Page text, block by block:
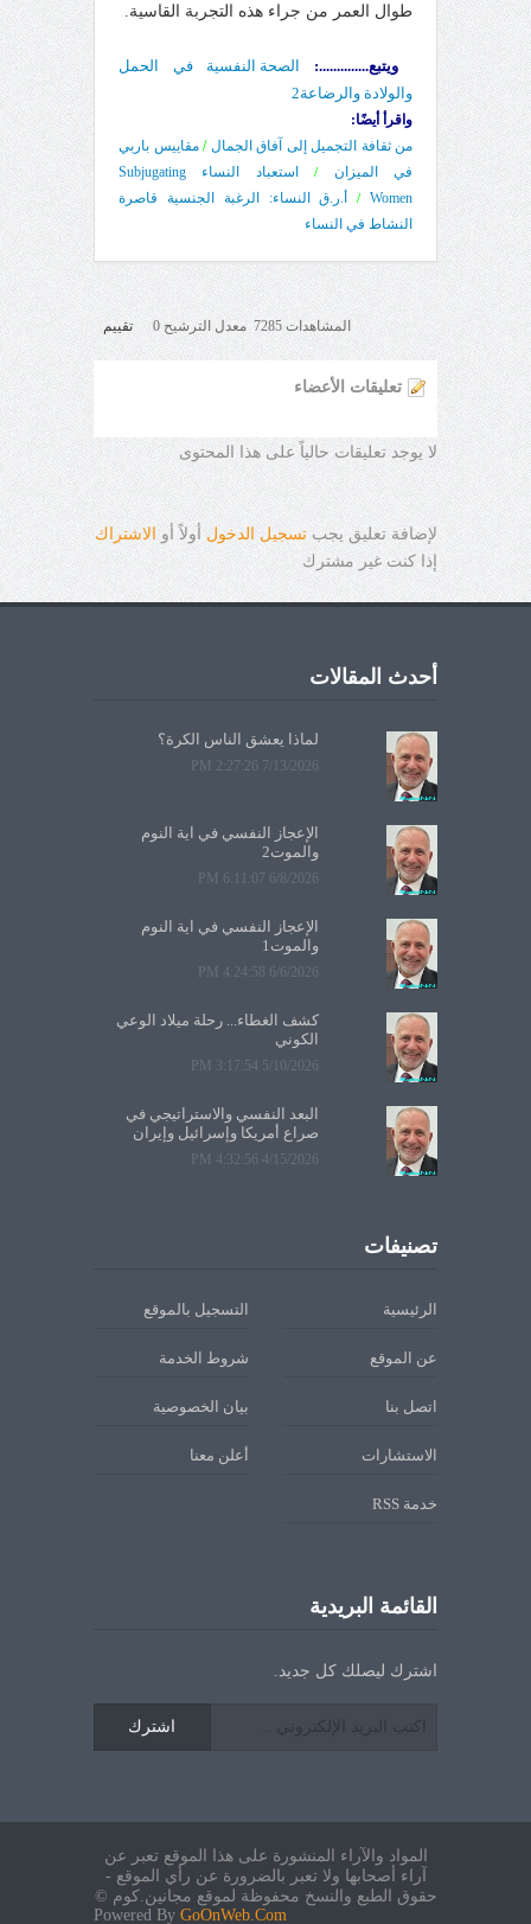
طوال العمر من جراء هذه التجربة القاسية.
ويتبع..............: الصحة النفسية في الحمل
والولادة والرضاعة2
واقرأ أيضًا:
من ثقافة التجميل إلى آفاق الجمال / مقاييس باربي
في الميزان
/
استعباد النساء Subjugating
Women
/
أ.ر.ق النساء: الرغبة الجنسية قاصرة
النشاط في النساء
المشاهدات 7285 معدل الترشيح 0 تقييم
تعليقات الأعضاء
لا يوجد تعليقات حالياً على هذا المحتوى
لإضافة تعليق يجب تسجيل الدخول أولاً أو الاشتراك
إذا كنت غير مشترك
أحدث المقالات
لماذا يعشق الناس الكرة؟
7/13/2026 2:27:26 PM
الإعجاز النفسي في آية النوم
والموت2
6/8/2026 6:11:07 PM
الإعجاز النفسي في آية النوم
والموت1
6/6/2026 4:24:58 PM
كشف الغطاء... رحلة ميلاد الوعي
الكوني
5/10/2026 3:17:54 PM
البعد النفسي والاستراتيجي في
صراع أمريكا وإسرائيل وإيران
4/15/2026 4:32:56 PM
تصنيفات
الرئيسية التسجيل بالموقع
عن الموقع شروط الخدمة
اتصل بنا بيان الخصوصية
الاستشارات أعلن معنا
خدمة RSS
القائمة البريدية
اشترك ليصلك كل جديد.
اشترك
المواد والآراء المنشورة على هذا الموقع تعبر عن
آراء أصحابها ولا تعبر بالضرورة عن رأي الموقع -
حقوق الطبع والنسخ محفوظة لموقع مجانين.كوم ©
Powered By GoOnWeb.Com